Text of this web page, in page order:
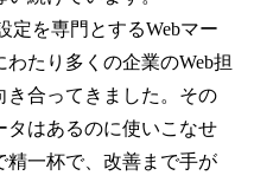
定を専門とするWebマー
たり多くの企業のWeb担
き合ってきました。その
タはあるのに使いこなせ
精一杯で、改善まで手が